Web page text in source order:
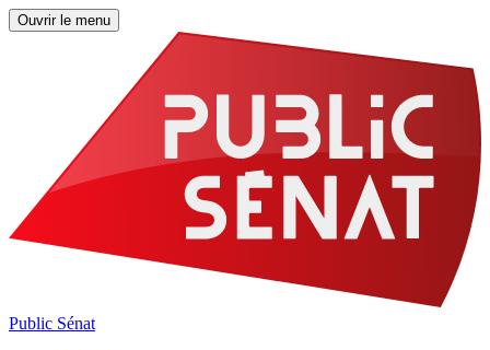
Ouvrir le menu
Public Sénat